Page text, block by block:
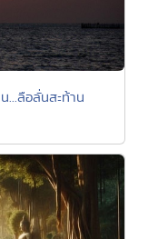
ลือลั่นสะท้าน